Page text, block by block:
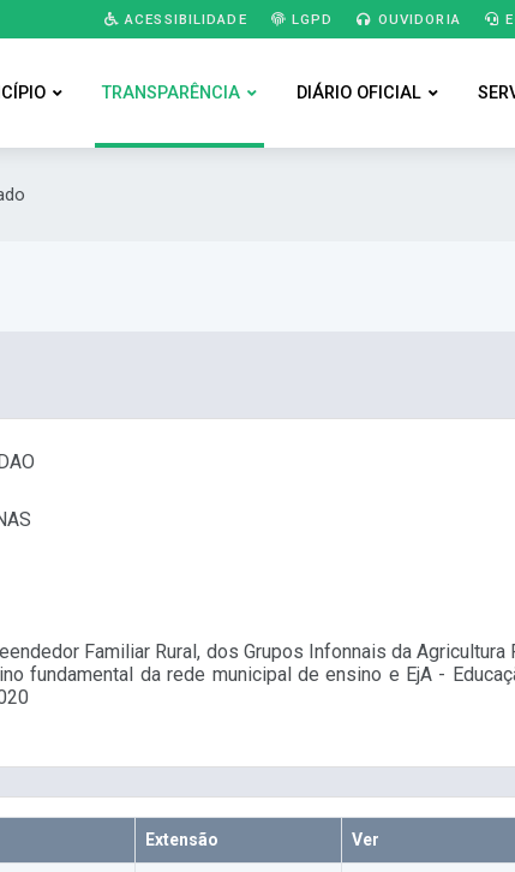
ACESSIBILIDADE LGPD OUVIDORIA
TRANSPARÊNCIA DIÁRIO OFICIAL
Familiar Rural, dos Grupos Infonnais da
fundamental da rede municipal de ensino e EjA -
Extensão Ver